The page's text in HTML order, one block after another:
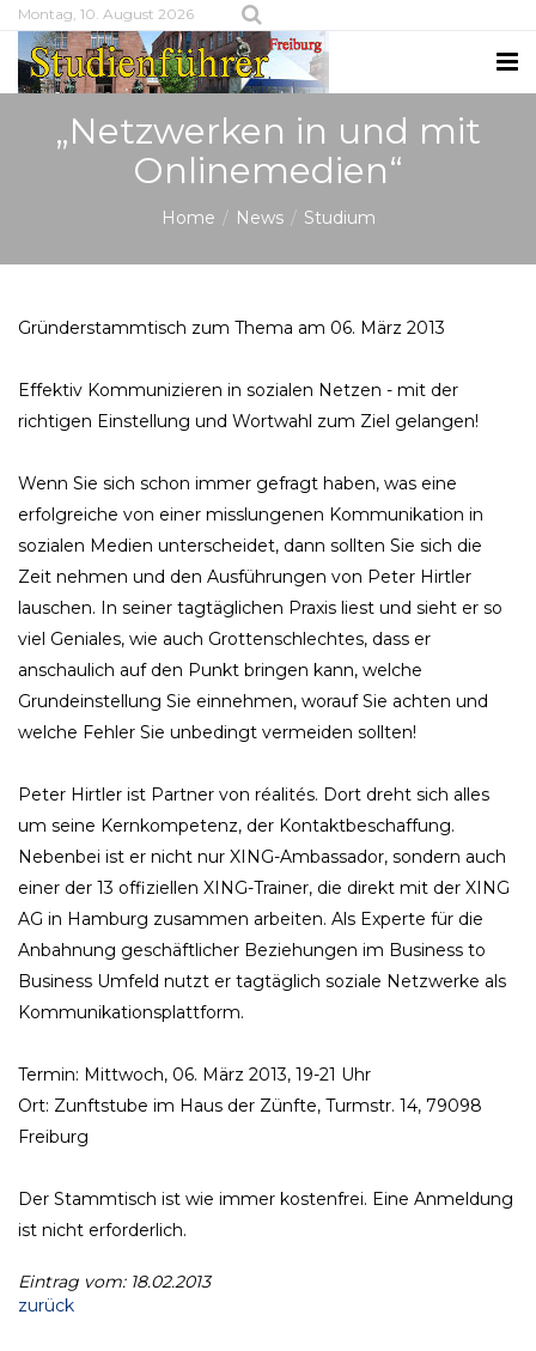
Montag, 10. August 2026
„Netzwerken in und mit
Onlinemedien“
Home News Studium
Gründerstammtisch zum Thema am 06. März 2013
Effektiv Kommunizieren in sozialen Netzen - mit der
richtigen Einstellung und Wortwahl zum Ziel gelangen!
Wenn Sie sich schon immer gefragt haben, was eine
erfolgreiche von einer misslungenen Kommunikation in
sozialen Medien unterscheidet, dann sollten Sie sich die
Zeit nehmen und den Ausführungen von Peter Hirtler
lauschen. In seiner tagtäglichen Praxis liest und sieht er so
viel Geniales, wie auch Grottenschlechtes, dass er
anschaulich auf den Punkt bringen kann, welche
Grundeinstellung Sie einnehmen, worauf Sie achten und
welche Fehler Sie unbedingt vermeiden sollten!
Peter Hirtler ist Partner von réalités. Dort dreht sich alles
um seine Kernkompetenz, der Kontaktbeschaffung.
Nebenbei ist er nicht nur XING-Ambassador, sondern auch
einer der 13 offiziellen XING-Trainer, die direkt mit der XING
AG in Hamburg zusammen arbeiten. Als Experte für die
Anbahnung geschäftlicher Beziehungen im Business to
Business Umfeld nutzt er tagtäglich soziale Netzwerke als
Kommunikationsplattform.
Termin: Mittwoch, 06. März 2013, 19-21 Uhr
Ort: Zunftstube im Haus der Zünfte, Turmstr. 14, 79098
Freiburg
Der Stammtisch ist wie immer kostenfrei. Eine Anmeldung
ist nicht erforderlich.
Eintrag vom: 18.02.2013
zurück